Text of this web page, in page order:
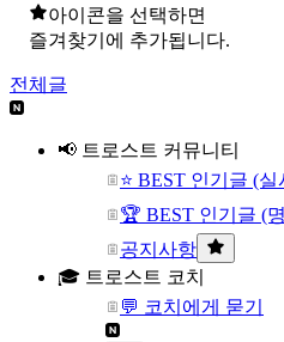
아이콘을 선택하면
즐겨찾기에 추가됩니다.
전체글
📢 트로스트 커뮤니티
⭐ BEST 인기글 (
🏆 BEST 인기글 (
공지사항
🎓 트로스트 코치
💬 코치에게 묻기